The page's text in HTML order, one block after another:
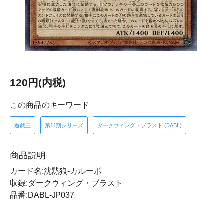
120円(内税)
この商品のキーワード
遊戯王 第11期シリーズ ダークウィング・ブラスト (DABL)
商品説明
カード名:沈黙狼-カルーポ
収録:ダークウィング・ブラスト
品番:DABL-JP037